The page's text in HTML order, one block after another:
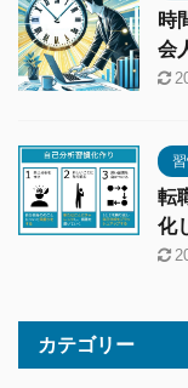
時
会
転
化
カテゴリー